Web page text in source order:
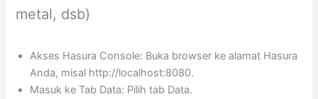
metal, dsb)
Akses Hasura Console: Buka browser ke alamat Hasura
Anda, misal http://localhost:8080.
Masuk ke Tab Data: Pilih tab Data.